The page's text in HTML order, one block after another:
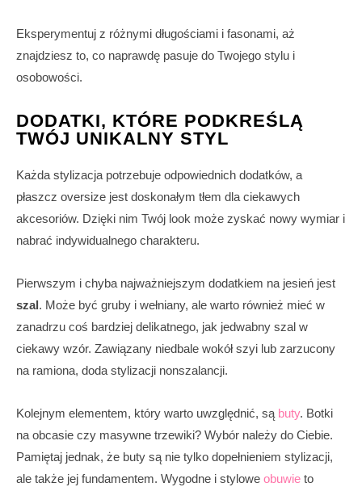
Eksperymentuj z różnymi długościami i fasonami, aż
znajdziesz to, co naprawdę pasuje do Twojego stylu i
osobowości.
DODATKI, KTÓRE PODKREŚLĄ
TWÓJ UNIKALNY STYL
Każda stylizacja potrzebuje odpowiednich dodatków, a
płaszcz oversize jest doskonałym tłem dla ciekawych
akcesoriów. Dzięki nim Twój look może zyskać nowy wymiar i
nabrać indywidualnego charakteru.
Pierwszym i chyba najważniejszym dodatkiem na jesień jest
szal. Może być gruby i wełniany, ale warto również mieć w
zanadrzu coś bardziej delikatnego, jak jedwabny szal w
ciekawy wzór. Zawiązany niedbale wokół szyi lub zarzucony
na ramiona, doda stylizacji nonszalancji.
Kolejnym elementem, który warto uwzględnić, są buty. Botki
na obcasie czy masywne trzewiki? Wybór należy do Ciebie.
Pamiętaj jednak, że buty są nie tylko dopełnieniem stylizacji,
ale także jej fundamentem. Wygodne i stylowe obuwie to